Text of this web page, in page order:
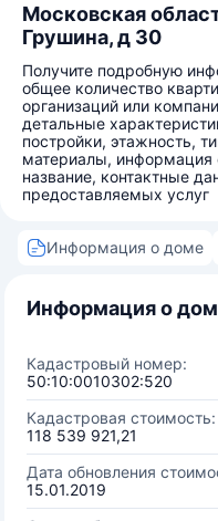
Московская
Грушина, д 30
Получите подробную
общее количество
организаций или
детальные
постройки, этажность,
материалы,
название, контактные
предоставляемых услуг
Информация о доме
Информация о
Кадастровый номер:
50:10:0010302:520
Кадастровая стоимость:
118 539 921,21
Дата обновления
15.01.2019